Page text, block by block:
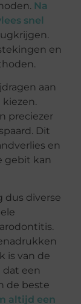
Na
snel
en
aan
preciezer
Dit
en
gebit kan
dus diverse
is van de
een
de beste
altijd een